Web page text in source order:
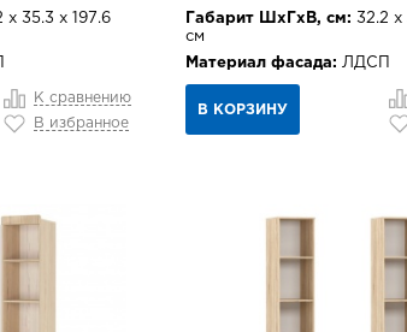
х 35.3 х 197.6
К сравнению
В избранное
Габарит ШхГхВ, см: 32.2 х
см
Материал фасада: ЛДСП
В КОРЗИНУ